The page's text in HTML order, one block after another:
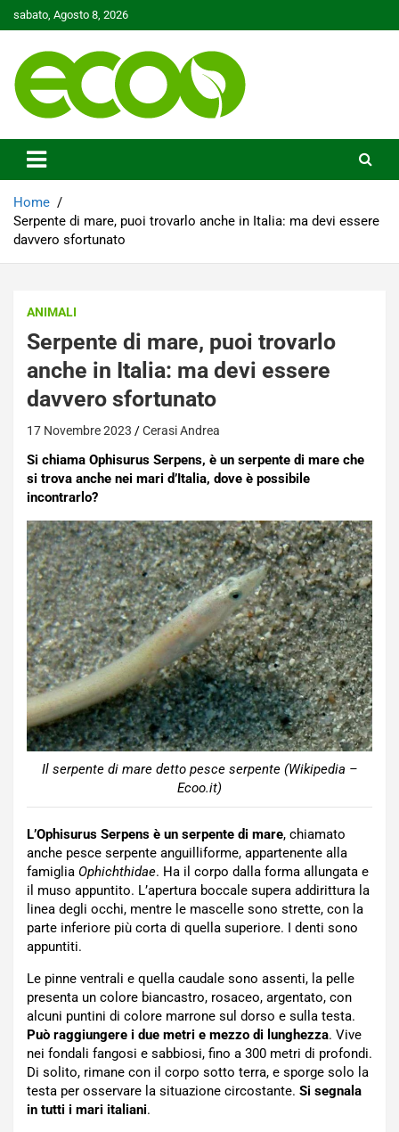
to
sabato, Agosto 8, 2026
Ecoo.it
Home
Serpente di mare, puoi trovarlo anche in Italia: ma devi essere
davvero sfortunato
ANIMALI
Serpente di mare, puoi trovarlo
anche in Italia: ma devi essere
davvero sfortunato
17 Novembre 2023 Cerasi Andrea
Si chiama Ophisurus Serpens, è un serpente di mare che
si trova anche nei mari d’Italia, dove è possibile
incontrarlo?
Il serpente di mare detto pesce serpente (Wikipedia –
Ecoo.it)
L’Ophisurus Serpens è un serpente di mare, chiamato
anche pesce serpente anguilliforme, appartenente alla
famiglia Ophichthidae. Ha il corpo dalla forma allungata e
il muso appuntito. L’apertura boccale supera addirittura la
linea degli occhi, mentre le mascelle sono strette, con la
parte inferiore più corta di quella superiore. I denti sono
appuntiti.
Le pinne ventrali e quella caudale sono assenti, la pelle
presenta un colore biancastro, rosaceo, argentato, con
alcuni puntini di colore marrone sul dorso e sulla testa.
Può raggiungere i due metri e mezzo di lunghezza. Vive
nei fondali fangosi e sabbiosi, fino a 300 metri di profondi.
Di solito, rimane con il corpo sotto terra, e sporge solo la
testa per osservare la situazione circostante. Si segnala
in tutti i mari italiani.